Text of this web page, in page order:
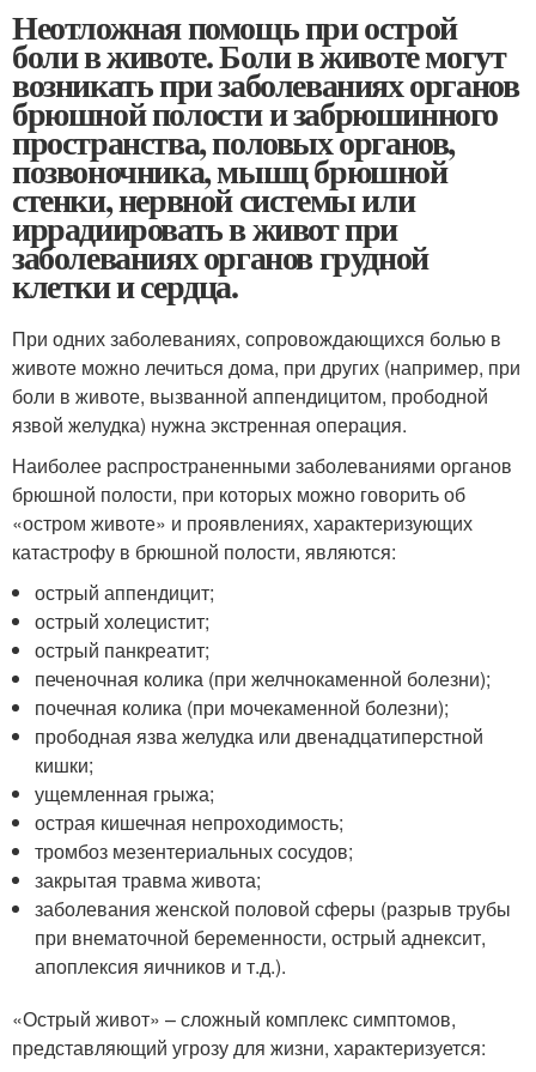
Неотложная помощь при острой
боли в животе. Боли в животе могут
возникать при заболеваниях органов
брюшной полости и забрюшинного
пространства, половых органов,
позвоночника, мышц брюшной
стенки, нервной системы или
иррадиировать в живот при
заболеваниях органов грудной
клетки и сердца.
При одних заболеваниях, сопровождающихся болью в
животе можно лечиться дома, при других (например, при
боли в животе, вызванной аппендицитом, прободной
язвой желудка) нужна экстренная операция.
Наиболее распространенными заболеваниями органов
брюшной полости, при которых можно говорить об
«остром животе» и проявлениях, характеризующих
катастрофу в брюшной полости, являются:
острый аппендицит;
острый холецистит;
острый панкреатит;
печеночная колика (при желчнокаменной болезни);
почечная колика (при мочекаменной болезни);
прободная язва желудка или двенадцатиперстной
кишки;
ущемленная грыжа;
острая кишечная непроходимость;
тромбоз мезентериальных сосудов;
закрытая травма живота;
заболевания женской половой сферы (разрыв трубы
при внематочной беременности, острый аднексит,
апоплексия яичников и т.д.).
«Острый живот» – сложный комплекс симптомов,
представляющий угрозу для жизни, характеризуется: